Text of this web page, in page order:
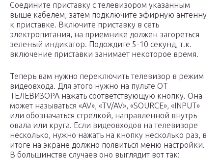
Соедините приставку с телевизором указанным
выше кабелем, затем подключите эфирную антенну
к приставке. Включите приставку в сеть
электропитания, на приемнике должен загореться
зеленый индикатор. Подождите 5-10 секунд, т.к.
включение приставки занимает некоторое время.
Теперь вам нужно переключить телевизор в режим
видеовхода. Для этого нужно на пульте ОТ
ТЕЛЕВИЗОРА нажать соответствующую кнопку. Она
может называться «AV», «TV/AV», «SOURCE», «INPUT»
или обозначаться стрелкой, направленной внутрь
овала или круга. Если видеовходов на телевизоре
несколько, нужно нажать на кнопку несколько раз, в
итоге на экране должно появиться меню настройки.
В большинстве случаев оно выглядит вот так: